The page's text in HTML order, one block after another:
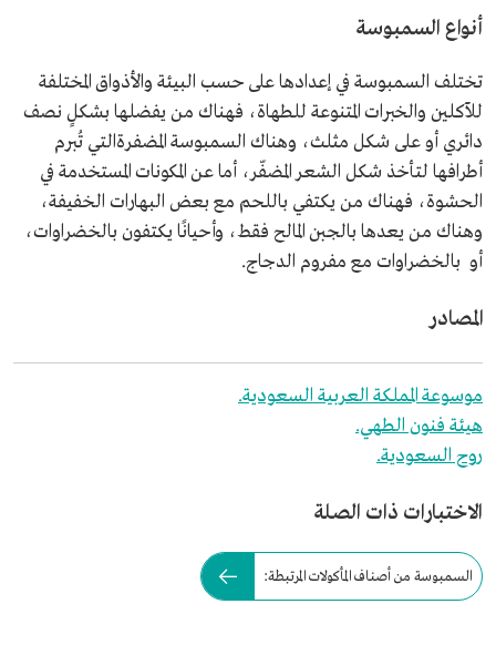
أنواع السمبوسة
تختلف السمبوسة في إعدادها على حسب البيئة والأذواق المختلفة
للآكلين والخبرات المتنوعة للطهاة، فهناك من يفضلها بشكلٍ نصف
دائري أو على شكل مثلث، وهناك السمبوسة المضفرةالتي تُبرم
أطرافها لتأخذ شكل الشعر المضفّر، أما عن المكونات المستخدمة في
الحشوة، فهناك من يكتفي باللحم مع بعض البهارات الخفيفة،
وهناك من يعدها بالجبن المالح فقط، وأحيانًا يكتفون بالخضراوات،
أو بالخضراوات مع مفروم الدجاج.
المصادر
موسوعة المملكة العربية السعودية.
هيئة فنون الطهي.
روح السعودية.
الاختبارات ذات الصلة
السمبوسة من أصناف المأكولات المرتبطة: